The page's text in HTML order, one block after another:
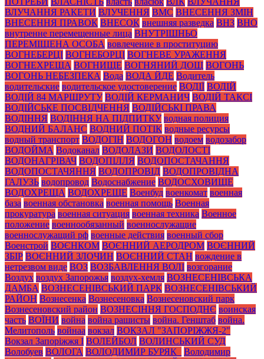
ВЛУЧАННЯ РАКЕТИ ВЛУЧЕННЯ ВМС ВНЕСЕННЯ ЗМІН
ВНЕСЕННЯ ПРАВОК ВНЕСОК внешняя разведка ВНЗ ВНО
внутренне перемещенные лица ВНУТРІШНЬО
ПЕРЕМІЩЕНА ОСОБА вовлечение в проституцию
ВОГНЕБЕРЦІ ВОГНЕБОРЦІ ВОГНЕВЕ УРАЖЕННЯ
ВОГНЕХРЕЩА ВОГНИЩЕ ВОГНЯНИЙ ДОЩ ВОГОНЬ
ВОГОНЬ НЕБЕЗПЕКА Вода ВОДА ЙДЕ Водитель
водительские водительское удостоверение ВОДІЇ ВОДІЙ
ВОДІЙ 84 МАРШРУТУ ВОДІЙ КЕРМАНИЧ ВОДІЙ ТАКСІ
ВОДІЙСЬКЕ ПОСВІДЧЕННЯ ВОДІЙСЬКІ ПРАВА
ВОДІННЯ ВОДІННЯ НА ПІДПИТКУ водная полиция
ВОДНИЙ БАЛАНС ВОДНИЙ ПОТІК водные ресурсы
водный транспорт ВОДОГІН ВОДОГОН водоем водозабор
ВОДОЙМА Водоканал ВОДОЛАЗИ ВОДОЛОСТІ
ВОДОНАГРІВАЧ ВОДОПІЛЛЯ ВОДОПОСТАЧАННЯ
ВОДОПОСТАЧЯННЯ ВОДОПРОВІД ВОДОПРОВІДНА
ГАЛУЗЬ водопровод Водоснабжение ВОДОСХОВИЩЕ
ВОДОХРЕЩА ВОДОХРЕЩЕ Военбуд военкомат военная
база военная обстановка военная помощь Военная
прокуратура военная ситуация военная техника Военное
положение военнообязанный военнослужащие
военнослужащий рф военные действия военный сбор
Военстрой ВОЄНКОМ ВОЄННИЙ АЕРОДРОМ ВОЄННИЙ
ЗБІР ВОЄННИЙ ЗЛОЧИН ВОЄННИЙ СТАН вождение в
нетрезвом виде ВОЗ ВОЗБАВЛЕННЯ ВОЛІ возгорание
Воздух воздух Запорожья воздух-хемля ВОЗНЕСЕНІВСЬКА
ДАМБА ВОЗНЕСЕНІВСЬКИЙ ПАРК ВОЗНЕСЕНІВСЬКИЙ
РАЙОН Вознесенка Вознесеновка Вознесеновский парк
Вознесеновский район ВОЗНЕСІННЯ ГОСПОДНЄ воинская
часть ВОЇНИ война война рашисты война. Генштаб война.
Мелитополь войнаа вокзал ВОКЗАЛ "ЗАПОРІЖЖЯ-2"
Вокзал Запоріжжя І ВОЛЕЙБОЛ ВОЛИНСЬКИЙ СУД
Волобуев ВОЛОГА ВОЛОДИМИР БУРЯК_
Володимир